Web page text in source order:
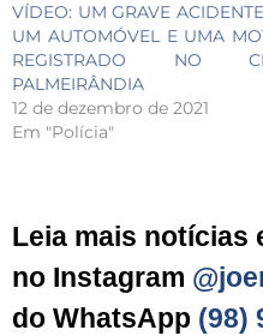
VÍDEO: UM GRAVE
UM AUTOMÓVEL E UMA
REGISTRADO NO
PALMEIRÂNDIA
12 de dezembro de 2021
Em "Polícia"
Leia mais notícias
no Instagram
do WhatsApp (98)